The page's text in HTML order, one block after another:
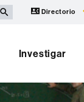
Directorio
Investigar